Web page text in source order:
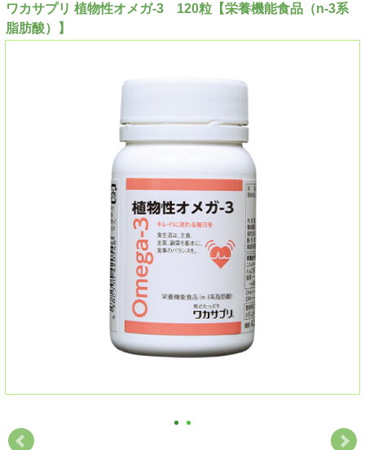
ワカサプリ 植物性オメガ-3 120粒【栄養機能食品（n-3系
脂肪酸）】